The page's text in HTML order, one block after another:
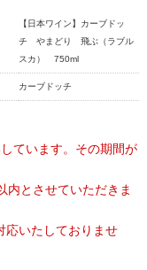
【日本ワイン】カーブドッ
チ やまどり 飛ぶ（ラブル
スカ） 750ml
カーブドッチ
ています。その期間が
とさせていただきま
応いたしておりませ